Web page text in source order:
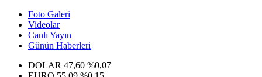
Foto Galeri
Videolar
Canlı Yayın
Günün Haberleri
DOLAR 47,60 %0,07